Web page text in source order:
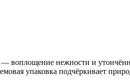
— воплощение нежности и
упаковка подчёркивает